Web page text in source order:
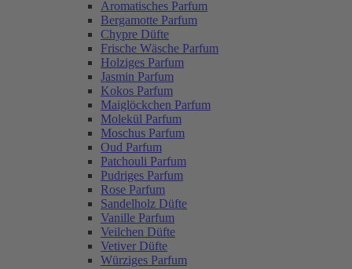
Aromatisches Parfum
Bergamotte Parfum
Chypre Düfte
Frische Wäsche Parfum
Holziges Parfum
Jasmin Parfum
Kokos Parfum
Maiglöckchen Parfum
Molekül Parfum
Moschus Parfum
Oud Parfum
Patchouli Parfum
Pudriges Parfum
Rose Parfum
Sandelholz Düfte
Vanille Parfum
Veilchen Düfte
Vetiver Düfte
Würziges Parfum